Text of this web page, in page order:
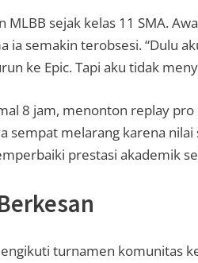
MLBB sejak kelas 11 SMA.
ia semakin terobsesi. “Dulu
ke Epic. Tapi aku tidak
8 jam, menonton replay
sempat melarang karena nilai
prestasi akademik
turnamen komunitas